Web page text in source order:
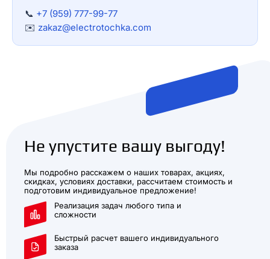
📞 +7 (959) 777-99-77
✉️ zakaz@electrotochka.com
Не упустите вашу выгоду!
Мы подробно расскажем о наших товарах, акциях,
скидках, условиях доставки, рассчитаем стоимость и
подготовим индивидуальное предложение!
Реализация задач любого типа и
сложности
Быстрый расчет вашего индивидуального
заказа